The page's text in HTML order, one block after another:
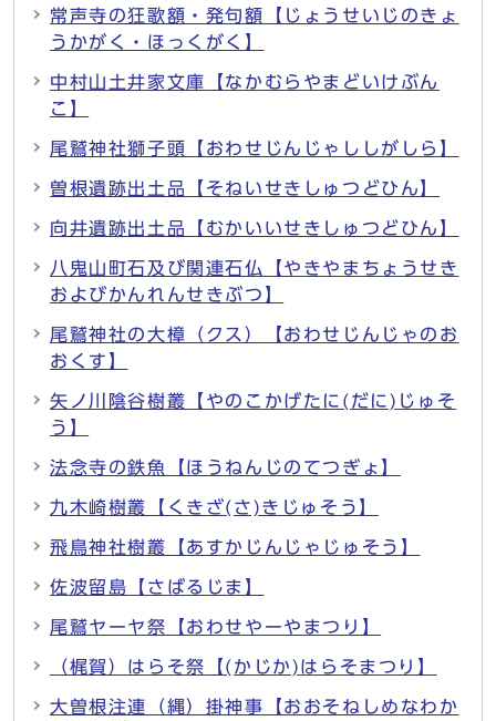
常声寺の狂歌額・発句額【じょうせいじのきょ
うかがく・ほっくがく】
中村山土井家文庫【なかむらやまどいけぶん
こ】
尾鷲神社獅子頭【おわせじんじゃししがしら】
曽根遺跡出土品【そねいせきしゅつどひん】
向井遺跡出土品【むかいいせきしゅつどひん】
八鬼山町石及び関連石仏【やきやまちょうせき
およびかんれんせきぶつ】
尾鷲神社の大樟（クス）【おわせじんじゃのお
おくす】
矢ノ川陰谷樹叢【やのこかげたに(だに)じゅそ
う】
法念寺の鉄魚【ほうねんじのてつぎょ】
九木崎樹叢【くきざ(さ)きじゅそう】
飛鳥神社樹叢【あすかじんじゃじゅそう】
佐波留島【さばるじま】
尾鷲ヤーヤ祭【おわせやーやまつり】
（梶賀）はらそ祭【(かじか)はらそまつり】
大曽根注連（縄）掛神事【おおそねしめなわか